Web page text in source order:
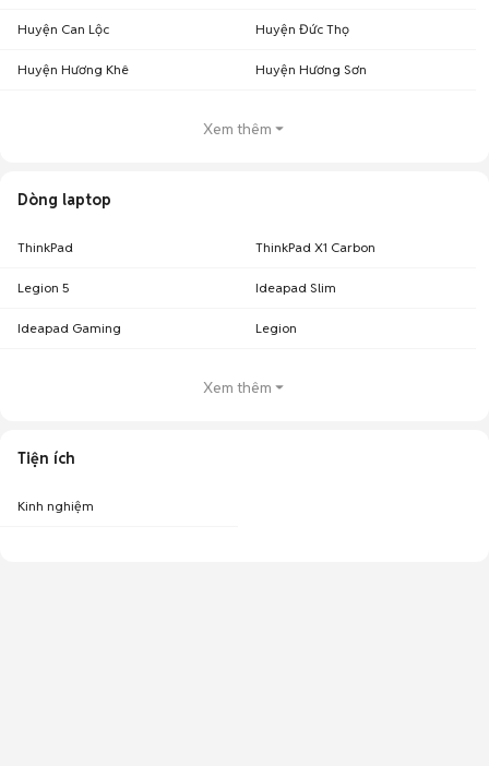
Huyện Can Lộc Huyện Đức Thọ
Huyện Hương Khê Huyện Hương Sơn
Xem thêm
Dòng laptop
ThinkPad ThinkPad X1 Carbon
Legion 5 Ideapad Slim
Ideapad Gaming Legion
Xem thêm
Tiện ích
Kinh nghiệm